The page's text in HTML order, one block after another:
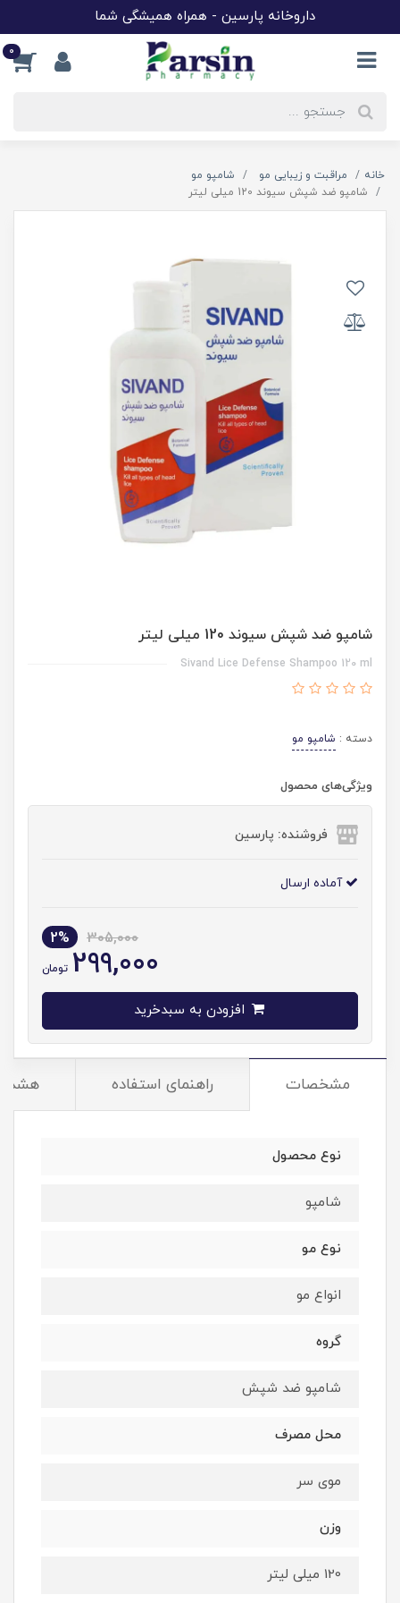
داروخانه پارسین - همراه همیشگی شما
0
خانه مراقبت و زیبایی مو
شامپو مو
شامپو ضد شپش سیوند 120 میلی لیتر
شامپو ضد شپش سیوند 120 میلی لیتر
Sivand Lice Defense Shampoo 120 ml
دسته : شامپو مو
ویژگی‌های محصول
فروشنده: پارسین
آماده ارسال
305,000
2%
299,000 تومان
مشخصات راهنمای استفاده
نوع محصول
شامپو
نوع مو
انواع مو
گروه
شامپو ضد شپش
محل مصرف
موی سر
وزن
120 میلی لیتر